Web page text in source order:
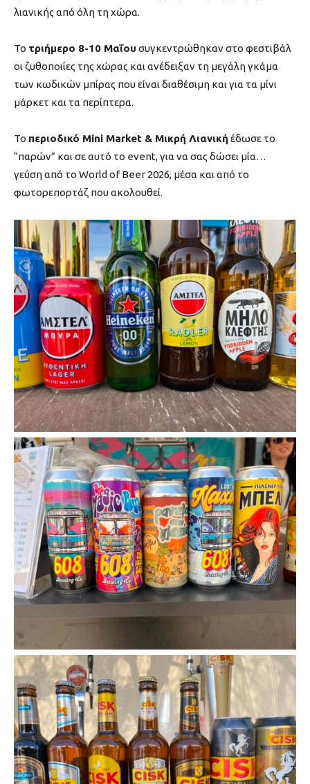
λιανικής από όλη τη χώρα.
Το τριήμερο 8-10 Μαΐου συγκεντρώθηκαν στο φεστιβάλ
οι ζυθοποιίες της χώρας και ανέδειξαν τη μεγάλη γκάμα
των κωδικών μπίρας που είναι διαθέσιμη και για τα μίνι
μάρκετ και τα περίπτερα.
Το περιοδικό Mini Market & Μικρή Λιανική έδωσε το
“παρών” και σε αυτό το event, για να σας δώσει μία…
γεύση από το World of Beer 2026, μέσα και από το
φωτορεπορτάζ που ακολουθεί.